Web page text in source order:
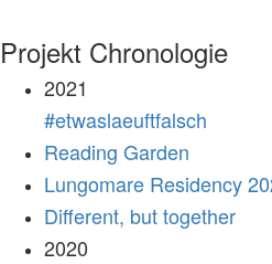
Projekt Chronologie
2021
#etwaslaeuftfalsch
Reading Garden
Lungomare Residency
Different, but together
2020